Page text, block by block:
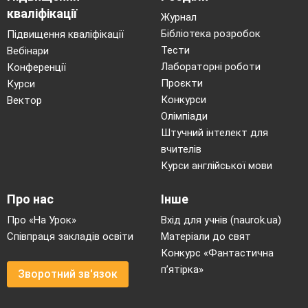
Робота біля «Дерева успіху».
кваліфікації
Підвищення кваліфікації
Вебінари
Конференції
Курси
Вектор
Журнал
Бібліотека розробок
Тести
Лабораторні роботи
Проєкти
Конкурси
Олімпіади
Штучний інтелект для
вчителів
Курси англійської мови
Про нас
Про «На Урок»
Співпраця закладів освіти
Зворотний зв'язок
Інше
Вхід для учнів (naurok.ua)
Матеріали до свят
Конкурс «Фантастична
п’ятірка»